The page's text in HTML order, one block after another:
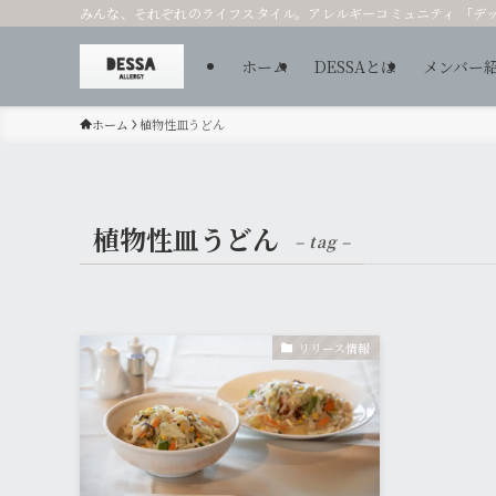
みんな、それぞれのライフスタイル。アレルギーコミュニティ 「デッ
ホーム DESSAとは メンバー
ホーム 植物性皿うどん
植物性皿うどん – tag –
リリース情報